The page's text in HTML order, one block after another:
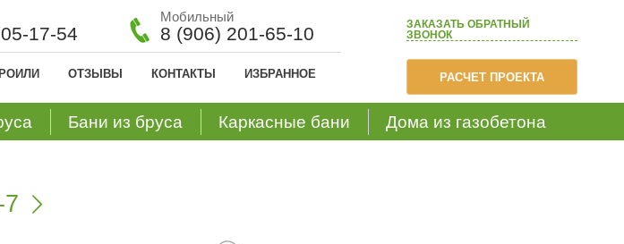
ЗАКАЗАТЬ ОБРАТНЫЙ
ЗВОНОК
РАСЧЕТ ПРОЕКТА
17-54
Мобильный
8 (906) 201-65-10
ОТЗЫВЫ КОНТАКТЫ ИЗБРАННОЕ
Бани из бруса Каркасные бани Дома из газобетона
